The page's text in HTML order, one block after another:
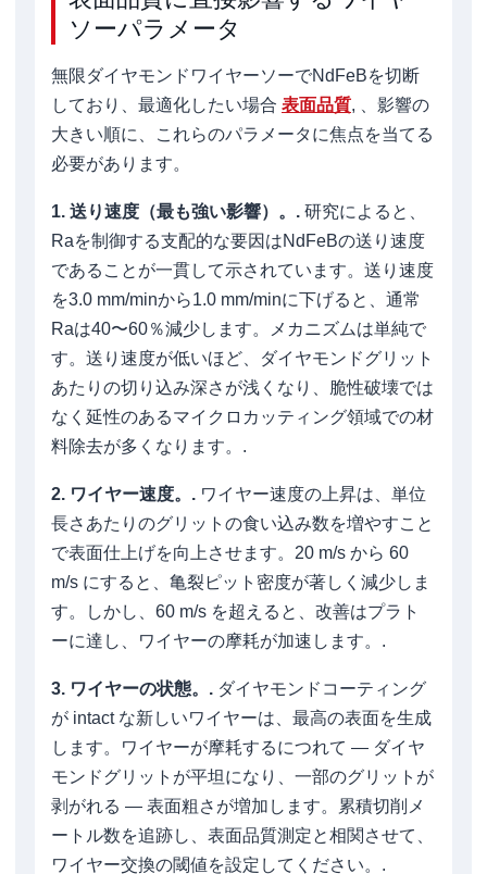
ソーパラメータ
無限ダイヤモンドワイヤーソーでNdFeBを切断
しており、最適化したい場合 表面品質, 、影響の
大きい順に、これらのパラメータに焦点を当てる
必要があります。
1. 送り速度（最も強い影響）。. 研究によると、
Raを制御する支配的な要因はNdFeBの送り速度
であることが一貫して示されています。送り速度
を3.0 mm/minから1.0 mm/minに下げると、通常
Raは40〜60％減少します。メカニズムは単純で
す。送り速度が低いほど、ダイヤモンドグリット
あたりの切り込み深さが浅くなり、脆性破壊では
なく延性のあるマイクロカッティング領域での材
料除去が多くなります。.
2. ワイヤー速度。. ワイヤー速度の上昇は、単位
長さあたりのグリットの食い込み数を増やすこと
で表面仕上げを向上させます。20 m/s から 60
m/s にすると、亀裂ピット密度が著しく減少しま
す。しかし、60 m/s を超えると、改善はプラト
ーに達し、ワイヤーの摩耗が加速します。.
3. ワイヤーの状態。. ダイヤモンドコーティング
が intact な新しいワイヤーは、最高の表面を生成
します。ワイヤーが摩耗するにつれて — ダイヤ
モンドグリットが平坦になり、一部のグリットが
剥がれる — 表面粗さが増加します。累積切削メ
ートル数を追跡し、表面品質測定と相関させて、
ワイヤー交換の閾値を設定してください。.